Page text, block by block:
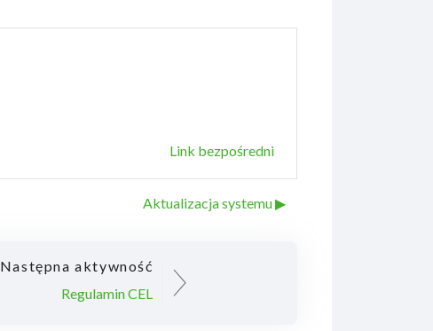
Link bezpośredni
Aktualizacja systemu ▶︎
Następna aktywność
Regulamin CEL